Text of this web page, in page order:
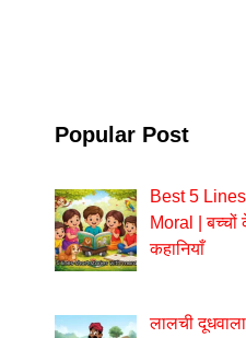
Popular Post
Best 5
Moral | बच्चों
कहानियाँ
लालची